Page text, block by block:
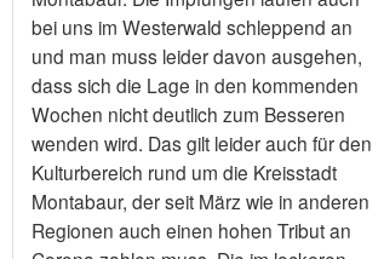
bei uns im Westerwald schleppend an
und man muss leider davon ausgehen,
dass sich die Lage in den kommenden
Wochen nicht deutlich zum Besseren
wenden wird. Das gilt leider auch für den
Kulturbereich rund um die Kreisstadt
Montabaur, der seit März wie in anderen
Regionen auch einen hohen Tribut an